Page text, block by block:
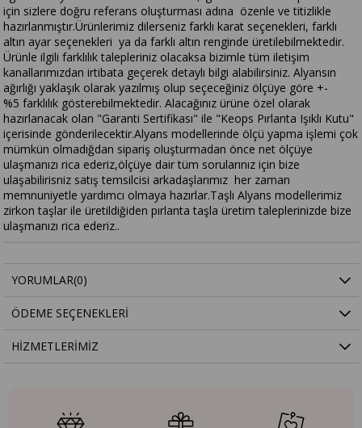
için sizlere doğru referans oluşturması adına özenle ve titizlikle
hazırlanmıştır.Ürünlerimiz dilerseniz farklı karat seçenekleri, farklı
altın ayar seçenekleri ya da farklı altın renginde üretilebilmektedir.
Ürünle ilgili farklılık talepleriniz olacaksa bizimle tüm iletişim
kanallarımızdan irtibata geçerek detaylı bilgi alabilirsiniz. Alyansın
ağırlığı yaklaşık olarak yazılmış olup seçeceğiniz ölçüye göre +-
%5 farklılık gösterebilmektedir. Alacağınız ürüne özel olarak
hazırlanacak olan "Garanti Sertifikası" ile "Keops Pırlanta Işıklı Kutu"
içerisinde gönderilecektir.Alyans modellerinde ölçü yapma işlemi çok
mümkün olmadığdan sipariş oluşturmadan önce net ölçüye
ulaşmanızı rica ederiz,ölçüye dair tüm sorularınız için bize
ulaşabilirisniz satış temsilcisi arkadaşlarımız her zaman
memnuniyetle yardımcı olmaya hazırlar.Taşlı Alyans modellerimiz
zirkon taşlar ile üretildiğiden pırlanta taşla üretim taleplerinizde bize
ulaşmanızı rica ederiz..
YORUMLAR(0)
ÖDEME SEÇENEKLERI
HIZMETLERIMIZ